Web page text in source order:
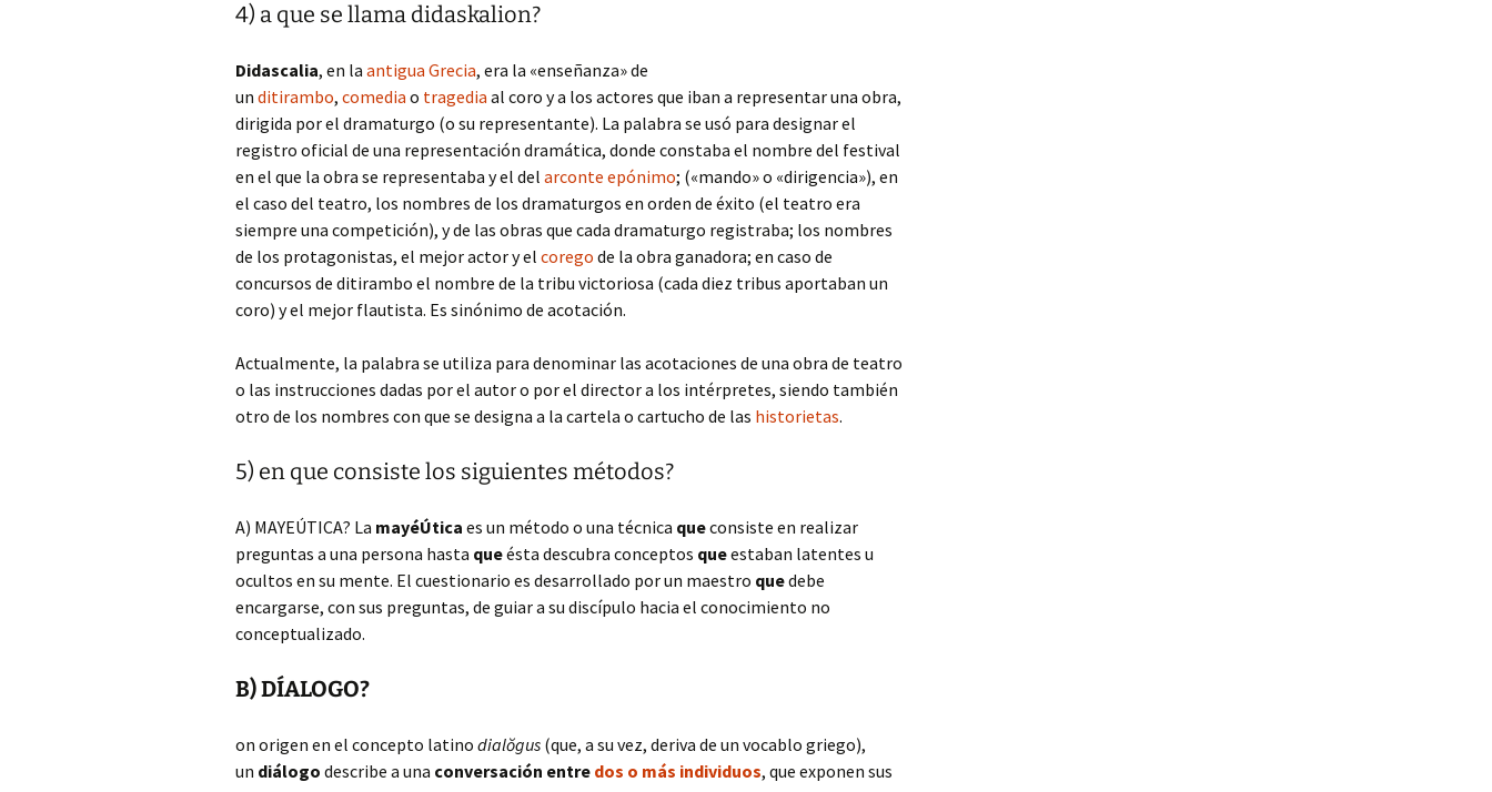
4) a que se llama didaskalion?
Didascalia, en la antigua Grecia, era la «enseñanza» de
un ditirambo, comedia o tragedia al coro y a los actores que iban a representar una obra,
dirigida por el dramaturgo (o su representante). La palabra se usó para designar el
registro oficial de una representación dramática, donde constaba el nombre del festival
en el que la obra se representaba y el del arconte epónimo; («mando» o «dirigencia»), en
el caso del teatro, los nombres de los dramaturgos en orden de éxito (el teatro era
siempre una competición), y de las obras que cada dramaturgo registraba; los nombres
de los protagonistas, el mejor actor y el corego de la obra ganadora; en caso de
concursos de ditirambo el nombre de la tribu victoriosa (cada diez tribus aportaban un
coro) y el mejor flautista. Es sinónimo de acotación.
Actualmente, la palabra se utiliza para denominar las acotaciones de una obra de teatro
o las instrucciones dadas por el autor o por el director a los intérpretes, siendo también
otro de los nombres con que se designa a la cartela o cartucho de las historietas.
5) en que consiste los siguientes métodos?
A) MAYEÚTICA? La mayéÚtica es un método o una técnica queconsiste en realizar
preguntas a una persona hasta queésta descubra conceptos queestaban latentes u
ocultos en su mente. El cuestionario es desarrollado por un maestro quedebe
encargarse, con sus preguntas, de guiar a su discípulo hacia el conocimiento no
conceptualizado.
B) DÍALOGO?
on origen en el concepto latino dialŏgus (que, a su vez, deriva de un vocablo griego),
un diálogo describe a una conversación entre dos o más individuos, que exponen sus